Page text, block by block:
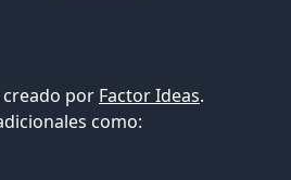
creado por Factor Ideas.
como: